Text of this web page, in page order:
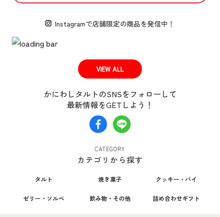
Instagramで店舗限定の商品を発信中！
VIEW ALL
かにわしタルトのSNSをフォローして
最新情報をGETしよう！
CATEGORY
カテゴリから探す
タルト 焼き菓子 クッキー・パイ
ゼリー・ソルベ 飲み物・その他 詰め合わせギフト